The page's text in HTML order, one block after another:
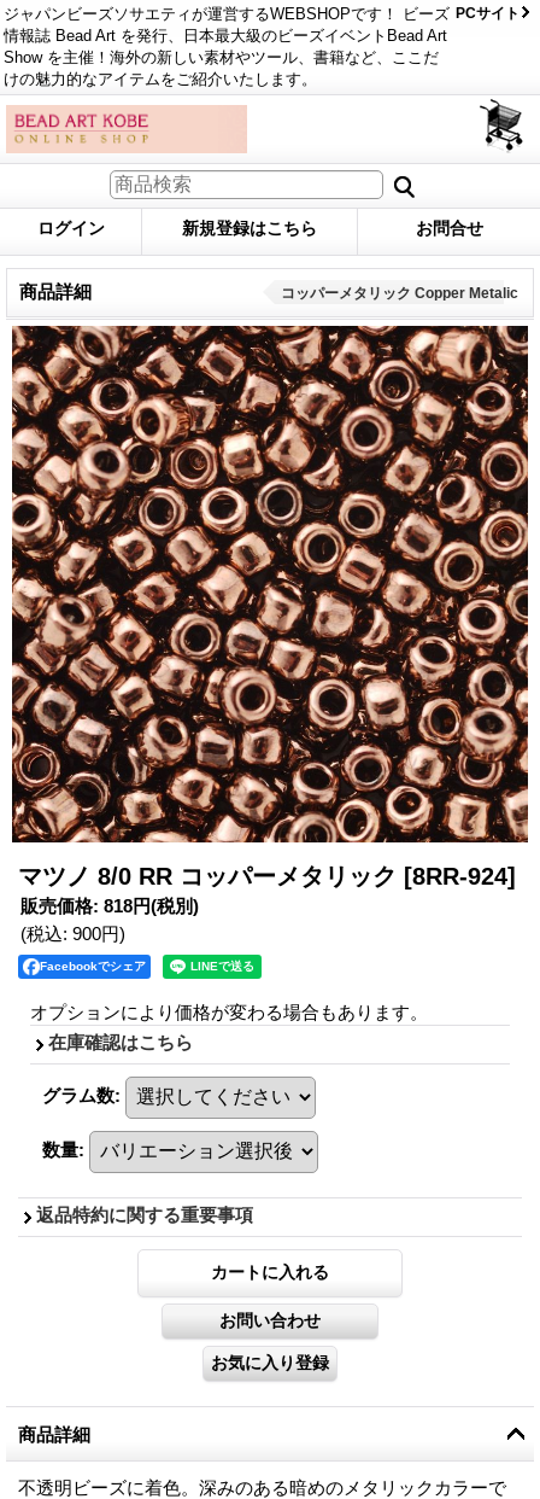
ジャパンビーズソサエティが運営するWEBSHOPです！ ビーズ
情報誌 Bead Art を発行、日本最大級のビーズイベントBead Art
Show を主催！海外の新しい素材やツール、書籍など、ここだ
けの魅力的なアイテムをご紹介いたします。
PCサイト
ログイン 新規登録はこちら お問合せ
商品詳細 コッパーメタリック Copper Metalic
マツノ 8/0 RR コッパーメタリック [8RR-924]
販売価格: 818円(税別)
(税込: 900円)
Facebookでシェア
オプションにより価格が変わる場合もあります。
在庫確認はこちら
グラム数:
数量:
返品特約に関する重要事項
商品詳細
不透明ビーズに着色。深みのある暗めのメタリックカラーで